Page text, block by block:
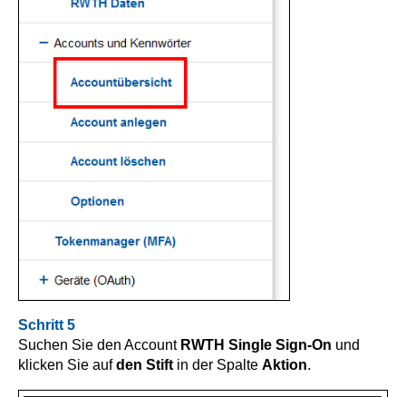
Schritt 5
Suchen Sie den Account RWTH Single Sign-On und
klicken Sie aufden Stift in der Spalte Aktion.